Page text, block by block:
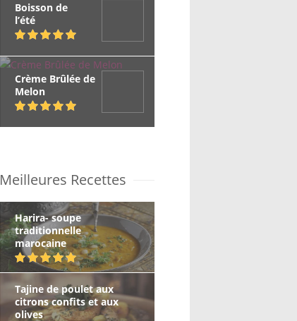
Boisson de
l’été
Crème Brûlée de
Melon
Meilleures Recettes
Harira- soupe
traditionnelle
marocaine
Tajine de poulet aux
citrons confits et aux
olives